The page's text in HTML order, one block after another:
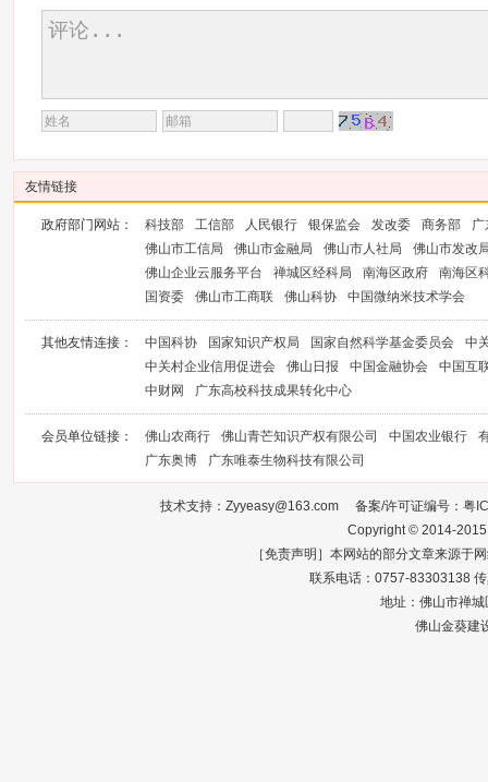
友情链接
政府部门网站： 科技部 工信部 人民银行 银保监会 发改委 商务部
广
佛山市工信局
佛山市金融局 佛山市人社局
佛山市发改
佛山企业云服务平台
禅城区经科局 南海区政府
南海区
国资委
佛山市工商联 佛山科协 中国微纳米技术学会
其他友情连接： 中国科协 国家知识产权局 国家自然科学基金委员会
中
中关村企业信用促进会
佛山日报 中国金融协会
中国互
中财网
广东高校科技成果转化中心
会员单位链接： 佛山农商行 佛山青芒知识产权有限公司 中国农业银行
广东奥博
广东唯泰生物科技有限公司
技术支持：Zyyeasy@163.com 备案/许可证编号： 粤
Copyright © 2014-
［免责声明］本网站的部分文章来源于
联系电话：0757-83303138
地址：佛山市禅
佛山金葵建